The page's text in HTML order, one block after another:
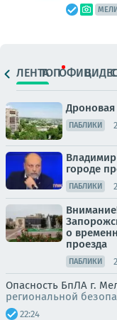
ЛЕНТАТОПОФИЦ.
Дроновая
ПАБЛИКИ
городе
ПАБЛИКИ
о
проезда
ПАБЛИКИ
Опасность БпЛА г.
региональной
22:24